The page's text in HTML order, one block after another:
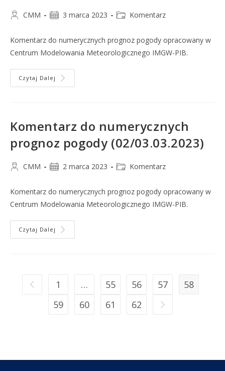
CMM 3 marca 2023 Komentarz
Komentarz do numerycznych prognoz pogody opracowany w
Centrum Modelowania Meteorologicznego IMGW-PIB.
Czytaj Dalej
Komentarz do numerycznych
prognoz pogody (02/03.03.2023)
CMM 2 marca 2023 Komentarz
Komentarz do numerycznych prognoz pogody opracowany w
Centrum Modelowania Meteorologicznego IMGW-PIB.
Czytaj Dalej
1 … 55 56 57
58
59
60 61 62